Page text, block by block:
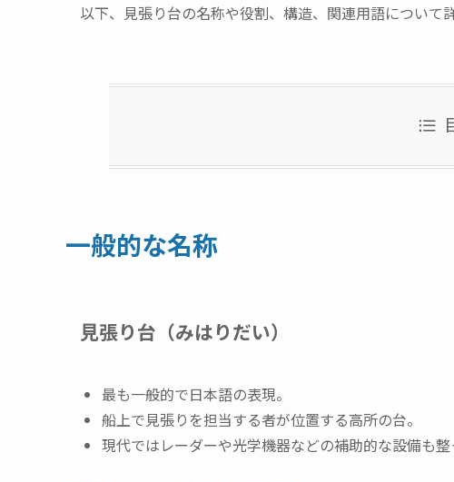
以下、見張り台の名称や役割、構造、関連用語について
一般的な名称
見張り台（みはりだい）
最も一般的で日本語の表現。
船上で見張りを担当する者が位置する高所の台。
現代ではレーダーや光学機器などの補助的な設備も整